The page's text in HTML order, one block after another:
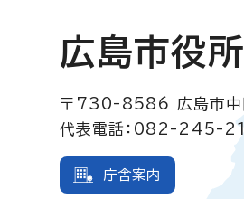
広島市役所
〒730-8586
広島市
代表電話：082-245-
庁舎案内